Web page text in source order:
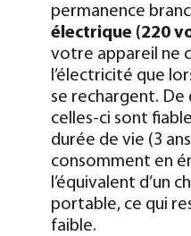
permanence
électrique (220
votre appareil ne
l’électricité que
se rechargent.
celles-ci sont
durée de vie (3
consomment en
l’équivalent d’un
portable, ce qui
faible.